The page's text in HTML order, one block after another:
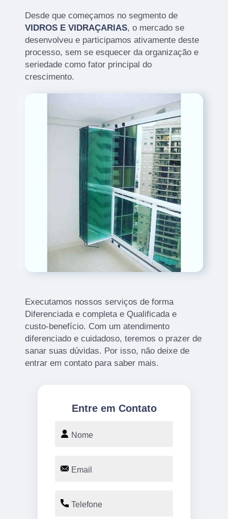
Desde que começamos no segmento de
VIDROS E VIDRAÇARIAS, o mercado se
desenvolveu e participamos ativamente deste
processo, sem se esquecer da organização e
seriedade como fator principal do
crescimento.
Executamos nossos serviços de forma
Diferenciada e completa e Qualificada e
custo-benefício. Com um atendimento
diferenciado e cuidadoso, teremos o prazer de
sanar suas dúvidas. Por isso, não deixe de
entrar em contato para saber mais.
Entre em Contato